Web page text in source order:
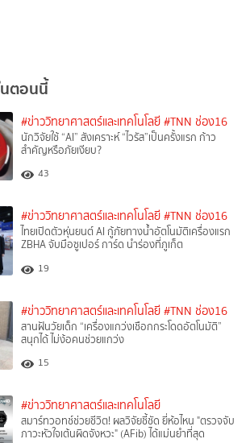
ตอนนี้
#ข่าววิทยาศาสตร์และเทคโนโลยี #TNN ช่อง16
นักวิจัยใช้ “AI” สังเคราะห์ “ไวรัส”เป็นครั้งแรก ก้าว
สำคัญหรือภัยเงียบ?
43
#ข่าววิทยาศาสตร์และเทคโนโลยี #TNN ช่อง16
ไทยเปิดตัวหุ่นยนต์ AI กู้ภัยทางน้ำอัตโนมัติเครื่องแรก
ZBHA จับมือซูเปอร์ การ์ด นำร่องที่ภูเก็ต
19
#ข่าววิทยาศาสตร์และเทคโนโลยี #TNN ช่อง16
สานฝันวัยเด็ก “เครื่องแกว่งเชือกกระโดดอัตโนมัติ”
สนุกได้ ไม่ง้อคนช่วยแกว่ง
15
#ข่าววิทยาศาสตร์และเทคโนโลยี
สมาร์ทวอทช์ช่วยชีวิต! ผลวิจัยชี้ชัด ยี่ห้อไหน "ตรวจจับ
ภาวะหัวใจเต้นผิดจังหวะ" (AFib) ได้แม่นยำที่สุด